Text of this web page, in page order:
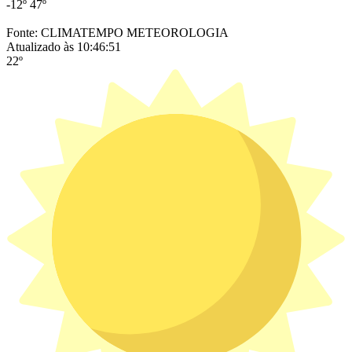
-12º 47º
Fonte: CLIMATEMPO METEOROLOGIA
Atualizado às 10:46:51
22º